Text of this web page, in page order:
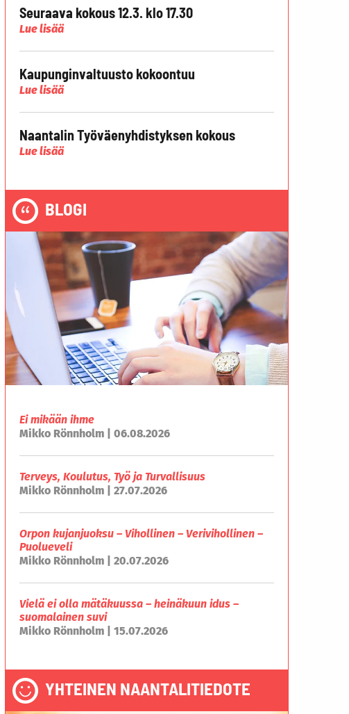
Seuraava kokous 12.3. klo 17.30
Lue lisää
Kaupunginvaltuusto kokoontuu
Lue lisää
Naantalin Työväenyhdistyksen kokous
Lue lisää
BLOGI
Ei mikään ihme
Mikko Rönnholm | 06.08.2026
Terveys, Koulutus, Työ ja Turvallisuus
Mikko Rönnholm | 27.07.2026
Orpon kujanjuoksu – Vihollinen – Verivihollinen –
Puolueveli
Mikko Rönnholm | 20.07.2026
Vielä ei olla mätäkuussa – heinäkuun idus –
suomalainen suvi
Mikko Rönnholm | 15.07.2026
YHTEINEN NAANTALITIEDOTE